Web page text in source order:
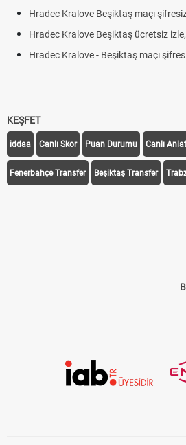
Hradec Kralove Beşiktaş maçı
Hradec Kralove Beşiktaş ücretsiz
Hradec Kralove - Beşiktaş maçı
KEŞFET
iddaa Canlı Skor Puan Durumu Canlı
Fenerbahçe Transfer Beşiktaş Transfer